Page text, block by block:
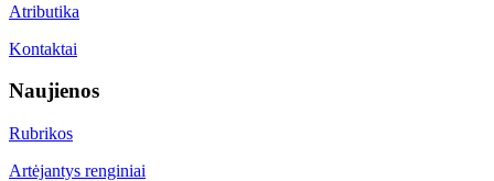
Atributika
Kontaktai
Naujienos
Rubrikos
Artėjantys renginiai